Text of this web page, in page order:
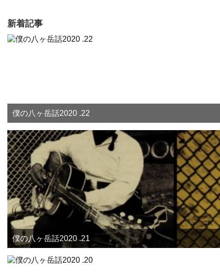
新着記事
僕の八ヶ岳話2020 .22
僕の八ヶ岳話2020 .21